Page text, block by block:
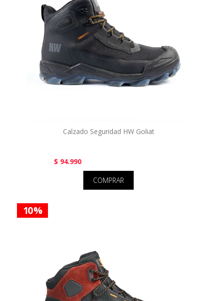
Calzado Seguridad HW Goliat
$ 94.990
COMPRAR
10 %